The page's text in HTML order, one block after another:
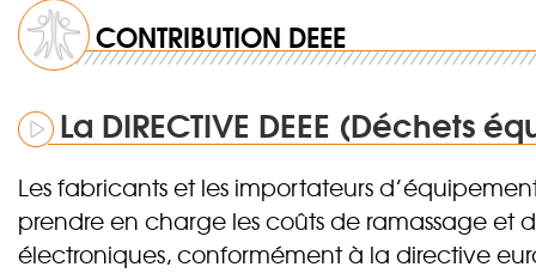
CONTRIBUTION DEEE
La DIRECTIVE DEEE (Déchets
Les fabricants et les importateurs
prendre en charge les coûts de ramassage et
électroniques, conformément à la directive